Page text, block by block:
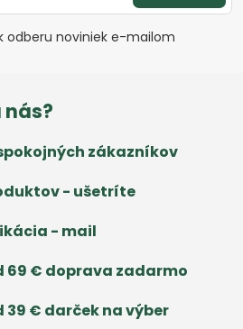
odberu noviniek e-mailom
nás?
zákazníkov
- ušetríte
- mail
69 € doprava zadarmo
39 € darček na výber